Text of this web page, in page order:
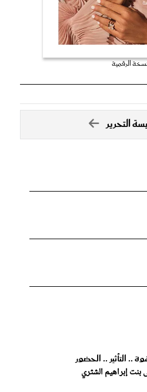
الرقمية
التحرير
.. التأثير .. الحضور
بنت إبراهيم الشثري